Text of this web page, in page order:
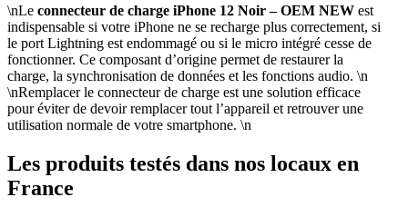
\nLe connecteur de charge iPhone 12 Noir – OEM NEW est
indispensable si votre iPhone ne se recharge plus correctement, si
le port Lightning est endommagé ou si le micro intégré cesse de
fonctionner. Ce composant d’origine permet de restaurer la
charge, la synchronisation de données et les fonctions audio. \n
\nRemplacer le connecteur de charge est une solution efficace
pour éviter de devoir remplacer tout l’appareil et retrouver une
utilisation normale de votre smartphone. \n
Les produits testés dans nos locaux en
France